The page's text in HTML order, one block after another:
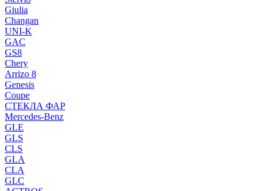
Giulia
Changan
UNI-K
GAC
GS8
Chery
Arrizo 8
Genesis
Coupe
СТЕКЛА ФАР
Mercedes-Benz
GLE
GLS
CLS
GLA
CLA
GLC